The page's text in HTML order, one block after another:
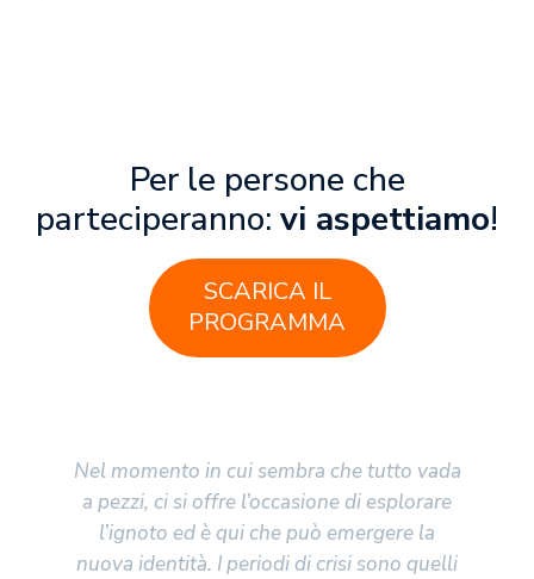
Per le persone che
parteciperanno: vi aspettiamo!
SCARICA IL
PROGRAMMA
Nel momento in cui sembra che tutto vada
a pezzi, ci si offre l’occasione di esplorare
l’ignoto ed è qui che può emergere la
nuova identità. I periodi di crisi sono quelli